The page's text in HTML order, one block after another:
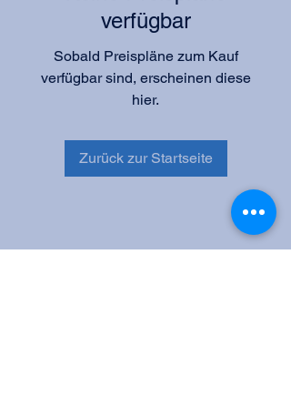
verfügbar
Sobald Preispläne zum Kauf
verfügbar sind, erscheinen diese
hier.
Zurück zur Startseite